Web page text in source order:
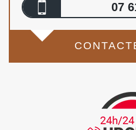
07